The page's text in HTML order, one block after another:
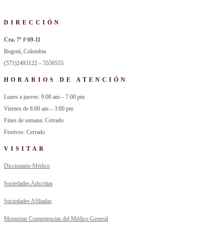
DIRECCIÓN
Cra. 7ª # 69-11
Bogotá, Colombia
(571)2493122 – 5550555
HORARIOS DE ATENCIÓN
Lunes a jueves: 9:00 am – 7:00 pm
Viernes de 8:00 am – 3:00 pm
Fines de semana: Cerrado
Festivos: Cerrado
VISITAR
Diccionario Médico
Sociedades Adscritas
Sociedades Afiliadas
Memorias Competencias del Médico General